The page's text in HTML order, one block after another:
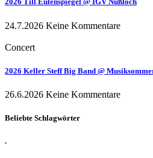
24.7.2026 Keine Kommentare
Concert
2026 Keller Steff Big Band @
26.6.2026 Keine Kommentare
Beliebte Schlagwörter
.